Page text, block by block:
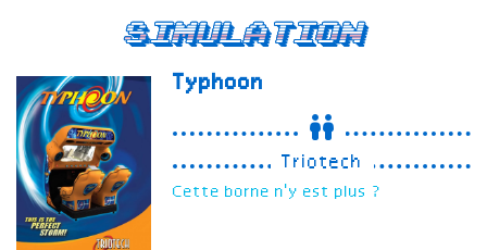
Simulation
Typhoon
Triotech
Cette borne n'y est plus ?